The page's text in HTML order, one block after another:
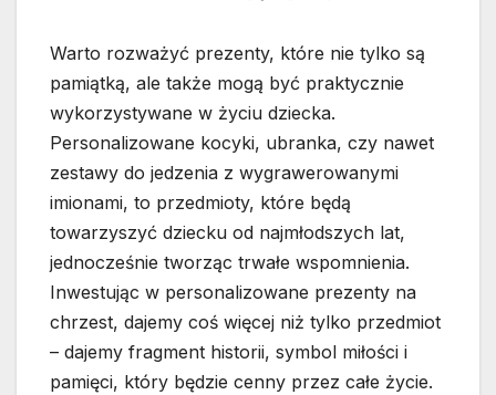
Warto rozważyć prezenty, które nie tylko są
pamiątką, ale także mogą być praktycznie
wykorzystywane w życiu dziecka.
Personalizowane kocyki, ubranka, czy nawet
zestawy do jedzenia z wygrawerowanymi
imionami, to przedmioty, które będą
towarzyszyć dziecku od najmłodszych lat,
jednocześnie tworząc trwałe wspomnienia.
Inwestując w personalizowane prezenty na
chrzest, dajemy coś więcej niż tylko przedmiot
– dajemy fragment historii, symbol miłości i
pamięci, który będzie cenny przez całe życie.